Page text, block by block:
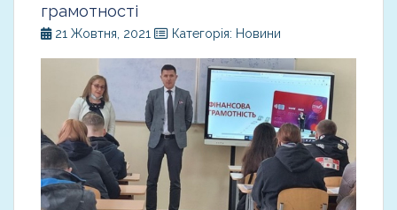
грамотності
21 Жовтня, 2021 Категорія: Новини